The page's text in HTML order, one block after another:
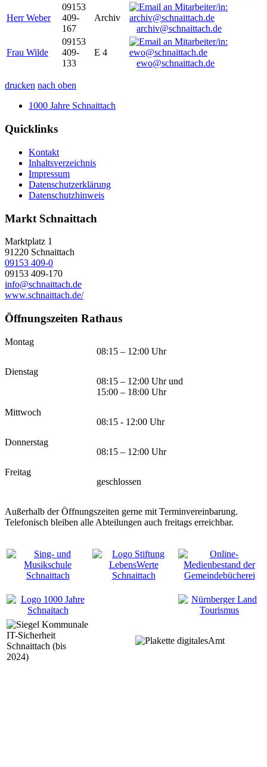
Herr Weber
09153
409-
167
Archiv
archiv@schnaittach.de
Frau Wilde
09153
409-
133
E 4
ewo@schnaittach.de
drucken nach oben
1000 Jahre Schnaittach
Quicklinks
Kontakt
Inhaltsverzeichnis
Impressum
Datenschutzerklärung
Datenschutzhinweis
Markt Schnaittach
Marktplatz 1
91220 Schnaittach
09153 409-0
09153 409-170
info@schnaittach.de
www.schnaittach.de/
Öffnungszeiten Rathaus
Montag
08:15 – 12:00 Uhr
Dienstag
08:15 – 12:00 Uhr und
15:00 – 18:00 Uhr
Mittwoch
08:15 - 12:00 Uhr
Donnerstag
08:15 – 12:00 Uhr
Freitag
geschlossen
Außerhalb der Öffnungszeiten gerne mit Terminvereinbarung.
Telefonisch bleiben alle Abteilungen auch freitags erreichbar.